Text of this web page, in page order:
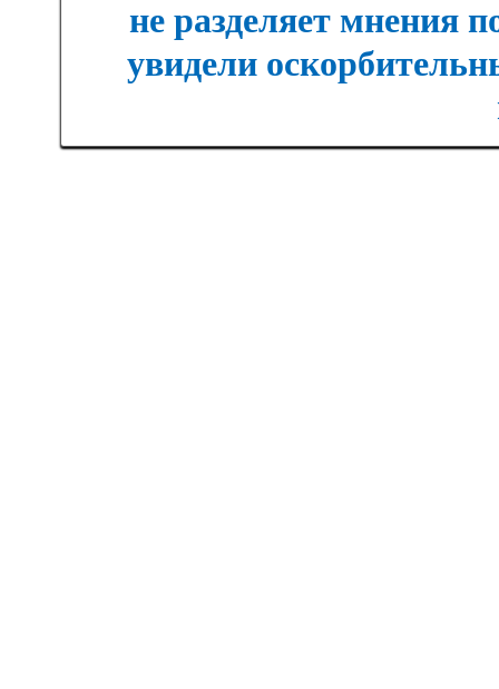
не разделяет мнения
увидели